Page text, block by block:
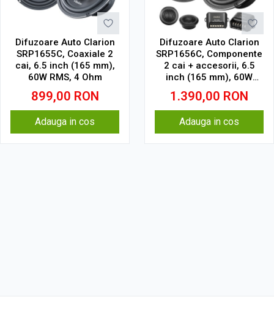
Difuzoare Auto Clarion
SRP1655C, Coaxiale 2
cai, 6.5 inch (165 mm),
60W RMS, 4 Ohm
899,00 RON
Adauga in cos
Difuzoare Auto Clarion
SRP1656C, Componente
2 cai + accesorii, 6.5
inch (165 mm), 60W
RMS, 4 Ohm
1.390,00 RON
Adauga in cos